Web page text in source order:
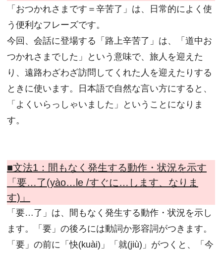
「おつかれさまです＝辛苦了」は、日常的によく使
う便利なフレーズです。
今回、会話に登場する「路上辛苦了」は、「道中お
つかれさまでした」という意味で、旅人を迎えた
り、遠路わざわざ訪問してくれた人を迎えたりする
ときに使います。日本語で自然な言い方にすると、
「よくいらっしゃいました」ということになりま
す。
■文法1： 間もなく発生する動作・状況を示す
「要…了(yào…le /すぐに…します、なりま
す)」
「要…了」は、間もなく発生する動作・状況を示し
ます。「要」の後ろには動詞か形容詞がつきます。
「要」の前に「快(kuài)」「就(jiù)」がつくと、「今